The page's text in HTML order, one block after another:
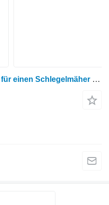
Arbeits- und Grabenanlage für einen Schlegelmäher mit Schlegelmessern Welle für bijakowaj Mähwerk